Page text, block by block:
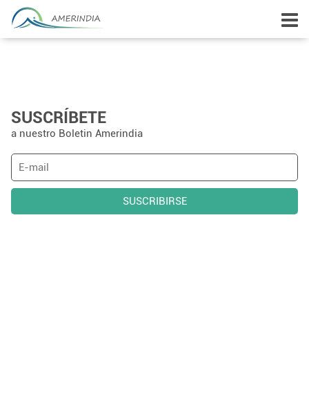
SUSCRÍBETE
a nuestro Boletin Amerindia
SUSCRIBIRSE